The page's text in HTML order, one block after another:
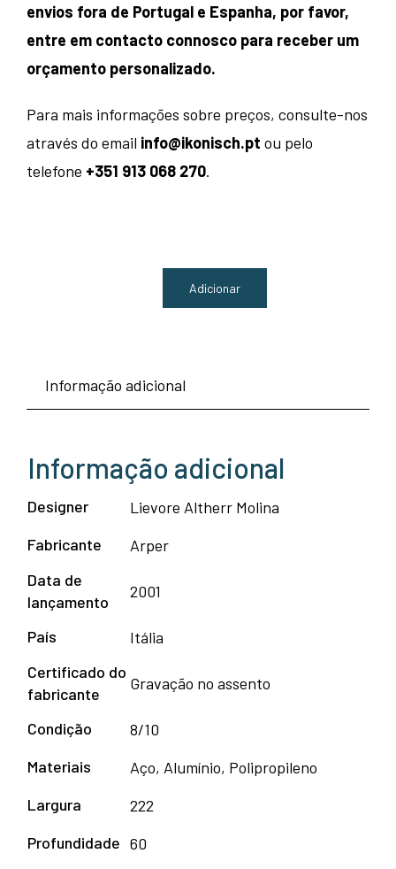
envios fora de Portugal e Espanha, por favor,
entre em contacto connosco para receber um
orçamento personalizado.
Para mais informações sobre preços, consulte-nos
através do email info@ikonisch.pt ou pelo
telefone +351 913 068 270.
de
Recepção
pax
Modelo
53
Arper
Adicionar
Informação adicional
Informação adicional
Designer
Lievore Altherr Molina
Fabricante
Arper
Data de
lançamento
2001
País
Itália
Certificado do
fabricante
Gravação no assento
Condição
8/10
Materiais
Aço, Alumínio, Polipropileno
Largura
222
Profundidade 60